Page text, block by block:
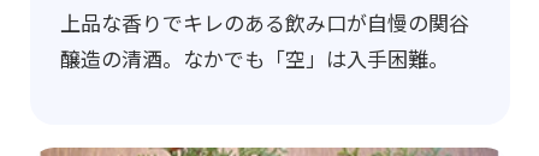
上品な香りでキレのある飲み口が自慢の関谷
醸造の清酒。なかでも「空」は入手困難。